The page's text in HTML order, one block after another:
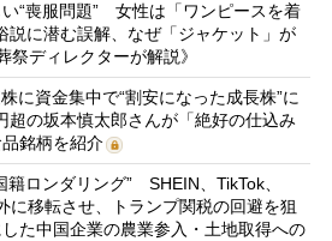
“喪服問題” 女性は「ワンピースを着
説に潜む誤解、なぜ「ジャケット」が
祭ディレクターが解説》
に資金集中で“割安になった成長株”に
の坂本慎太郎さんが「絶好の仕込み
銘柄を紹介
籍ロンダリング” SHEIN、TikTok、
移転させ、トランプ関税の回避を狙
た中国企業の農業参入・土地取得への